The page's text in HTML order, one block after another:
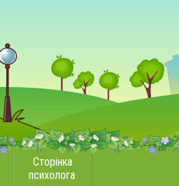
Сторінка
психолога